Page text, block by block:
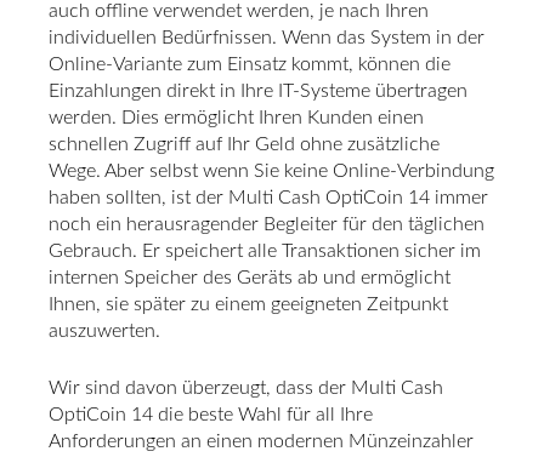
auch offline verwendet werden, je nach Ihren
individuellen Bedürfnissen. Wenn das System in der
Online-Variante zum Einsatz kommt, können die
Einzahlungen direkt in Ihre IT-Systeme übertragen
werden. Dies ermöglicht Ihren Kunden einen
schnellen Zugriff auf Ihr Geld ohne zusätzliche
Wege. Aber selbst wenn Sie keine Online-Verbindung
haben sollten, ist der Multi Cash OptiCoin 14 immer
noch ein herausragender Begleiter für den täglichen
Gebrauch. Er speichert alle Transaktionen sicher im
internen Speicher des Geräts ab und ermöglicht
Ihnen, sie später zu einem geeigneten Zeitpunkt
auszuwerten.
Wir sind davon überzeugt, dass der Multi Cash
OptiCoin 14 die beste Wahl für all Ihre
Anforderungen an einen modernen Münzeinzahler